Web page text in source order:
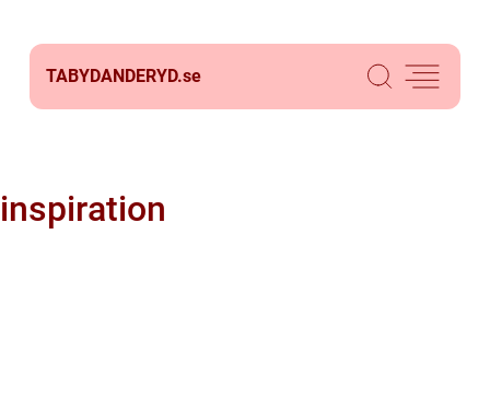
TABYDANDERYD.se
inspiration